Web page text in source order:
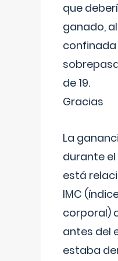
que
ganado,
de 19.
Gracias
La
durante
está
IMC
corporal)
antes del
estaba